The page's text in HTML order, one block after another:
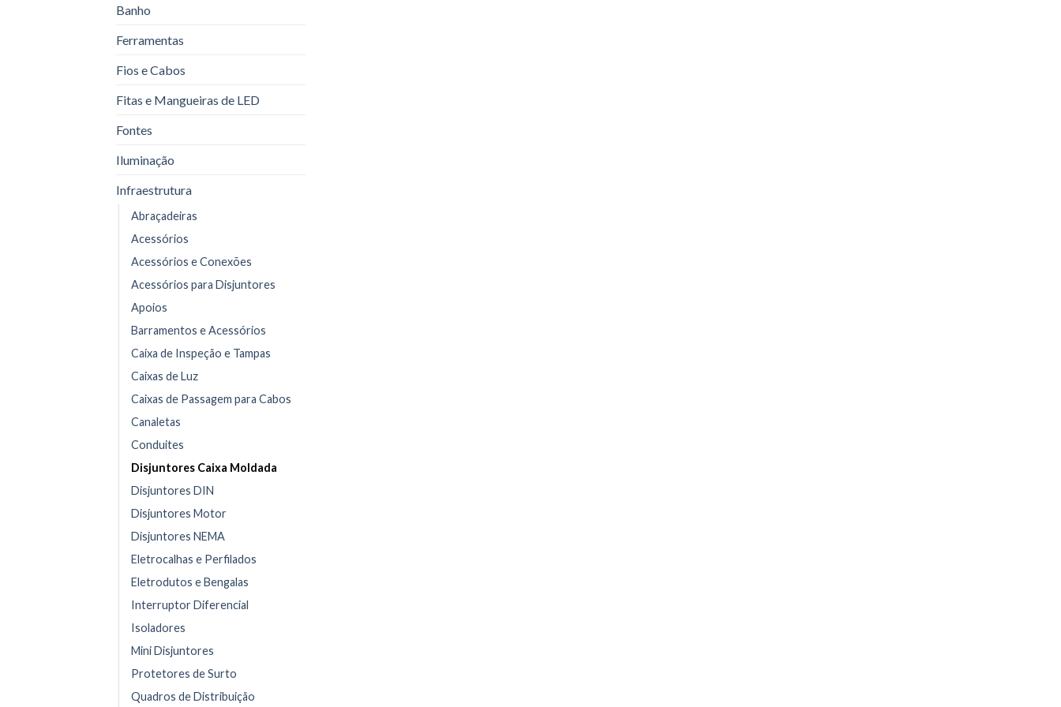
Banho
Ferramentas
Fios e Cabos
Fitas e Mangueiras de LED
Fontes
Iluminação
Infraestrutura
Abraçadeiras
Acessórios
Acessórios e Conexões
Acessórios para Disjuntores
Apoios
Barramentos e Acessórios
Caixa de Inspeção e Tampas
Caixas de Luz
Caixas de Passagem para Cabos
Canaletas
Conduites
Disjuntores Caixa Moldada
Disjuntores DIN
Disjuntores Motor
Disjuntores NEMA
Eletrocalhas e Perfilados
Eletrodutos e Bengalas
Interruptor Diferencial
Isoladores
Mini Disjuntores
Protetores de Surto
Quadros de Distribuição